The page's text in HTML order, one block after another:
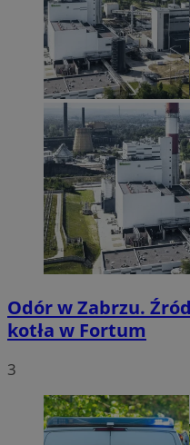
Odór w Zabrzu.
kotła w Fortum
3